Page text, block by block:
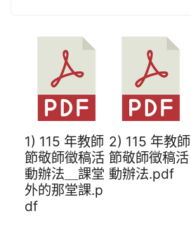
1) 115 年教師
節敬師徵稿活
動辦法＿課堂
外的那堂課.p
df
2) 115 年教師
節敬師徵稿活
動辦法.pdf